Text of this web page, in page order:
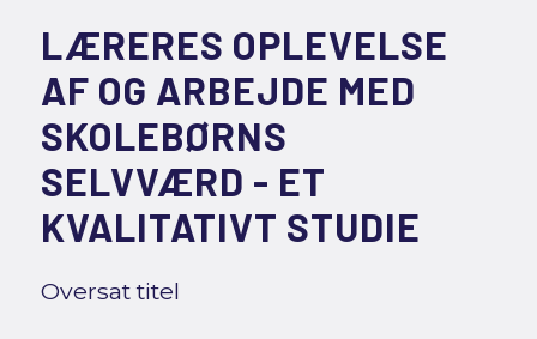
LÆRERES OPLEVELSE
AF OG ARBEJDE MED
SKOLEBØRNS
SELVVÆRD - ET
KVALITATIVT STUDIE
Oversat titel